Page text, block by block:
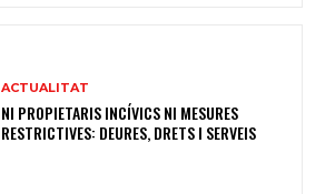
ACTUALITAT
NI PROPIETARIS INCÍVICS NI MESURES
RESTRICTIVES: DEURES, DRETS I SERVEIS